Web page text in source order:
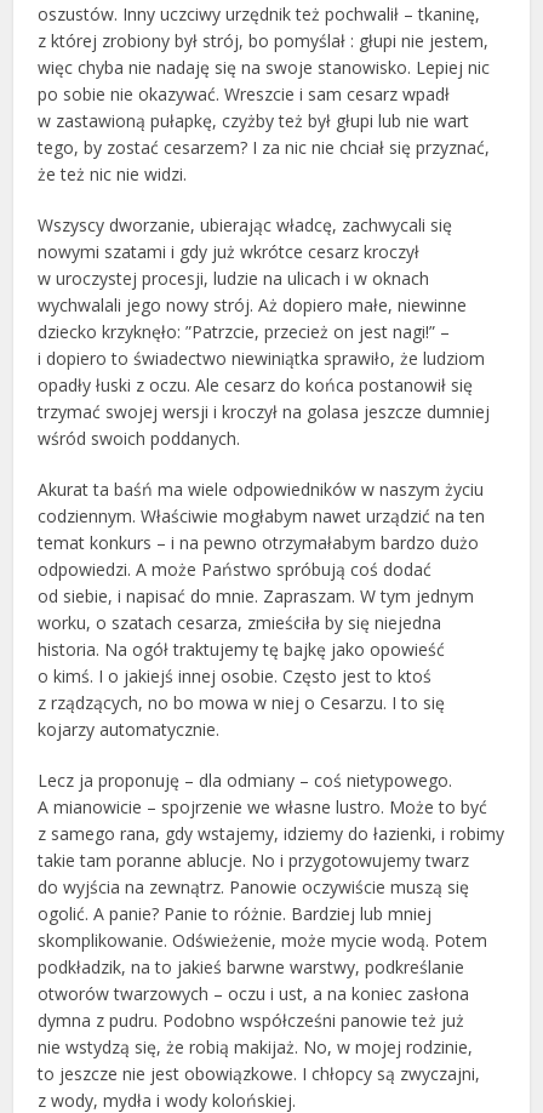
oszustów. Inny uczciwy urzędnik też pochwalił – tkaninę,
z której zrobiony był strój, bo pomyślał : głupi nie jestem,
więc chyba nie nadaję się na swoje stanowisko. Lepiej nic
po sobie nie okazywać. Wreszcie i sam cesarz wpadł
w zastawioną pułapkę, czyżby też był głupi lub nie wart
tego, by zostać cesarzem? I za nic nie chciał się przyznać,
że też nic nie widzi.
Wszyscy dworzanie, ubierając władcę, zachwycali się
nowymi szatami i gdy już wkrótce cesarz kroczył
w uroczystej procesji, ludzie na ulicach i w oknach
wychwalali jego nowy strój. Aż dopiero małe, niewinne
dziecko krzyknęło: ”Patrzcie, przecież on jest nagi!” –
i dopiero to świadectwo niewiniątka sprawiło, że ludziom
opadły łuski z oczu. Ale cesarz do końca postanowił się
trzymać swojej wersji i kroczył na golasa jeszcze dumniej
wśród swoich poddanych.
Akurat ta baśń ma wiele odpowiedników w naszym życiu
codziennym. Właściwie mogłabym nawet urządzić na ten
temat konkurs – i na pewno otrzymałabym bardzo dużo
odpowiedzi. A może Państwo spróbują coś dodać
od siebie, i napisać do mnie. Zapraszam. W tym jednym
worku, o szatach cesarza, zmieściła by się niejedna
historia. Na ogół traktujemy tę bajkę jako opowieść
o kimś. I o jakiejś innej osobie. Często jest to ktoś
z rządzących, no bo mowa w niej o Cesarzu. I to się
kojarzy automatycznie.
Lecz ja proponuję – dla odmiany – coś nietypowego.
A mianowicie – spojrzenie we własne lustro. Może to być
z samego rana, gdy wstajemy, idziemy do łazienki, i robimy
takie tam poranne ablucje. No i przygotowujemy twarz
do wyjścia na zewnątrz. Panowie oczywiście muszą się
ogolić. A panie? Panie to różnie. Bardziej lub mniej
skomplikowanie. Odświeżenie, może mycie wodą. Potem
podkładzik, na to jakieś barwne warstwy, podkreślanie
otworów twarzowych – oczu i ust, a na koniec zasłona
dymna z pudru. Podobno współcześni panowie też już
nie wstydzą się, że robią makijaż. No, w mojej rodzinie,
to jeszcze nie jest obowiązkowe. I chłopcy są zwyczajni,
z wody, mydła i wody kolońskiej.